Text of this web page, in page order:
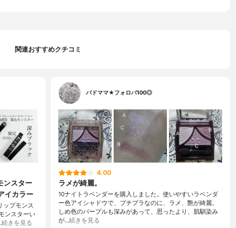
関連おすすめクチコミ
ンスター
イカラー
ップモンス
ンスターい
続きを見る
バドママ★フォロバ100◎
4.00
ラメが綺麗。
10ナイトラベンダーを購入しました。使いやすいラベンダ
ー色アイシャドウで、プチプラなのに、ラメ、艶が綺麗。
しめ色のパープルも深みがあって、思ったより、肌馴染み
が…続きを見る